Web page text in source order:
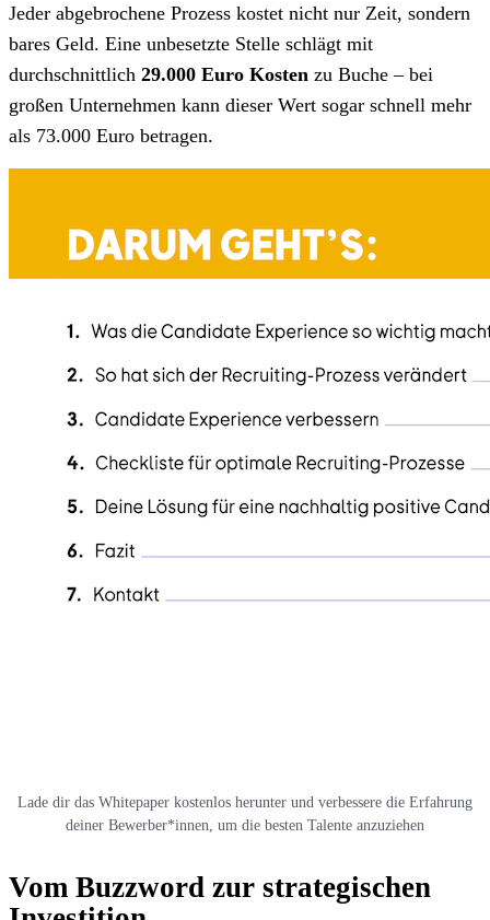
Jeder abgebrochene Prozess kostet nicht nur Zeit, sondern
bares Geld. Eine unbesetzte Stelle schlägt mit
durchschnittlich 29.000 Euro Kosten zu Buche – bei
großen Unternehmen kann dieser Wert sogar schnell mehr
als 73.000 Euro betragen.
Lade dir das Whitepaper kostenlos herunter und verbessere die Erfahrung
deiner Bewerber*innen, um die besten Talente anzuziehen
Vom Buzzword zur strategischen